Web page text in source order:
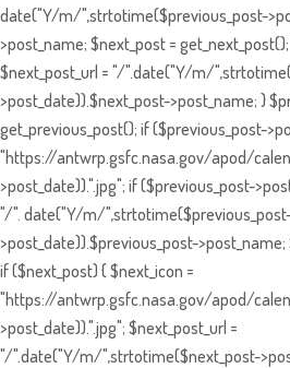
date("Y/m/",strtotime($previous_post-
>post_name; $next_post =
$next_post_url = "/".date("Y/m/
>post_date)).$next_post->post_name; }
get_previous_post(); if ($previous_post-
"https://antwrp.gsfc.nasa.gov/apod/
>post_date)).".jpg"; if ($previous_post-
"/". date("Y/m/
>post_date)).$previous_post-
if ($next_post) { $next_icon =
"https://antwrp.gsfc.nasa.gov/apod/
>post_date)).".jpg"; $next_post_url =
"/".date("Y/m/",strtotime($next_post-